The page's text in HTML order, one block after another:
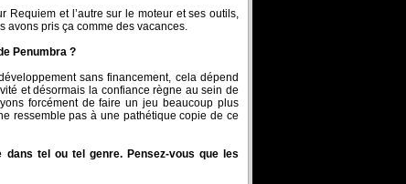
et l’autre sur le moteur et ses outils,
avons pris ça comme des vacances.
Penumbra ?
sans financement, cela dépend
et désormais la confiance règne au sein de
forcément de faire un jeu beaucoup plus
ressemble pas à une pathétique copie de ce
tel ou tel genre. Pensez-vous que les